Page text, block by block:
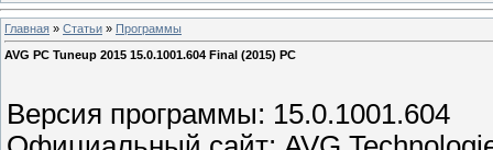
Главная » Статьи » Программы
AVG PC Tuneup 2015 15.0.1001.604 Final (2015) PC
Версия программы: 15.0.1001.604